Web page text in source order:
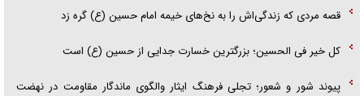
قصه مردی که زندگی‌اش را به نخ‌های خیمه امام حسین (ع) گره زد
کل خیر فی الحسین؛ بزرگترین خسارت جدایی از حسین (ع) است
پیوند شور و شعور؛ تجلی فرهنگ ایثار والگوی ماندگار مقاومت در نهضت